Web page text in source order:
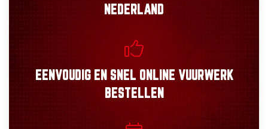
NEDERLAND
EENVOUDIGEN SNEL ONLINE VUURWERK
BESTELLEN